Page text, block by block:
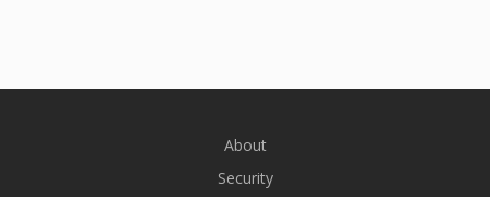
About
Security